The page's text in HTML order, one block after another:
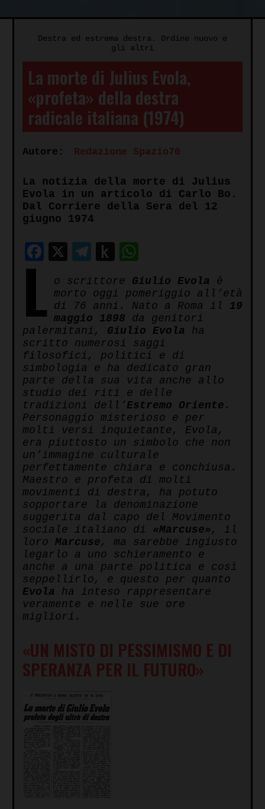
Destra ed estrema destra. Ordine nuovo e
gli altri
La morte di Julius Evola,
«profeta» della destra
radicale italiana (1974)
Autore: Redazione Spazio70
La notizia della morte di Julius
Evola in un articolo di Carlo Bo.
Dal Corriere della Sera del 12
giugno 1974
Facebook
X Telegram
Push
Kindle
L o scrittore Giulio Evola è
morto oggi pomeriggio all’età
di 76 anni. Nato a Roma il 19
maggio 1898 da genitori
palermitani, Giulio Evola ha
scritto numerosi saggi
filosofici, politici e di
simbologia e ha dedicato gran
parte della sua vita anche allo
studio dei riti e delle
tradizioni dell’ Estremo Oriente .
Personaggio misterioso e per
molti versi inquietante, Evola,
era piuttosto un simbolo che non
un’immagine culturale
perfettamente chiara e conchiusa.
Maestro e profeta di molti
movimenti di destra, ha potuto
sopportare la denominazione
suggerita dal capo del Movimento
sociale italiano di «Marcuse» , il
loro Marcuse, ma sarebbe ingiusto
legarlo a uno schieramento e
anche a una parte politica e così
seppellirlo, e questo per quanto
Evola ha inteso rappresentare
veramente e nelle sue ore
migliori.
«UN MISTO DI PESSIMISMO E DI
SPERANZA PER IL FUTURO»